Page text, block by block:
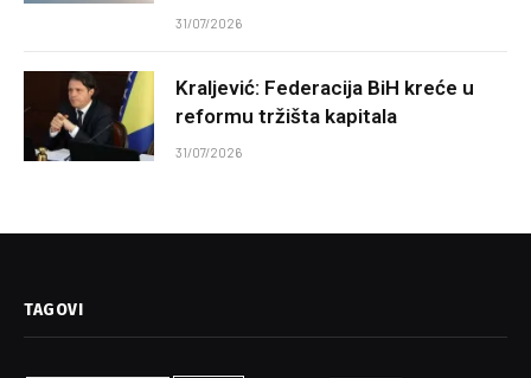
31/07/2026
Kraljević: Federacija BiH kreće u
reformu tržišta kapitala
31/07/2026
TAGOVI